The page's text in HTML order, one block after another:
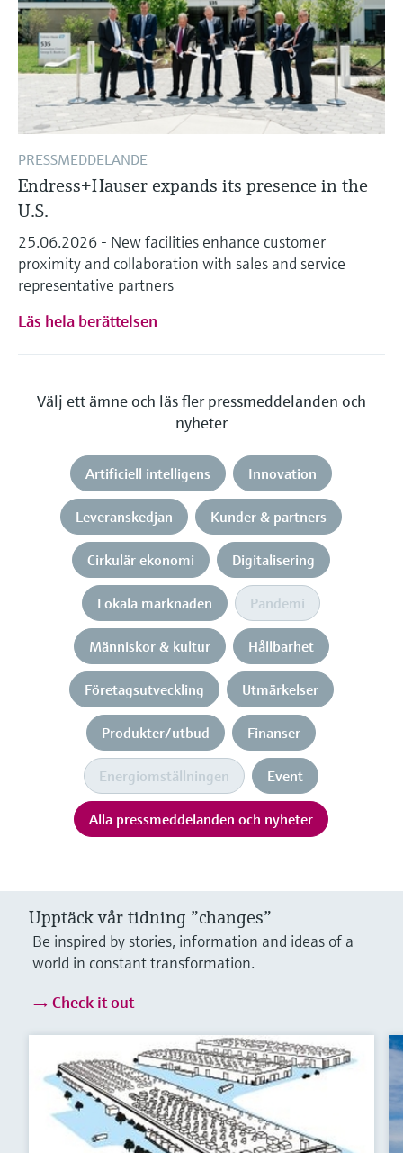
PRESSMEDDELANDE
Endress+Hauser expands its presence in the
U.S.
25.06.2026 - New facilities enhance customer
proximity and collaboration with sales and service
representative partners
Läs hela berättelsen
Välj ett ämne och läs fler pressmeddelanden och
nyheter
Artificiell intelligens Innovation
Leveranskedjan Kunder & partners
Cirkulär ekonomi Digitalisering
Lokala marknaden Pandemi
Människor & kultur Hållbarhet
Företagsutveckling Utmärkelser
Produkter/utbud Finanser
Energiomställningen Event
Alla pressmeddelanden och nyheter
Upptäck vår tidning ”changes”
Be inspired by stories, information and ideas of a
world in constant transformation.
Check it out